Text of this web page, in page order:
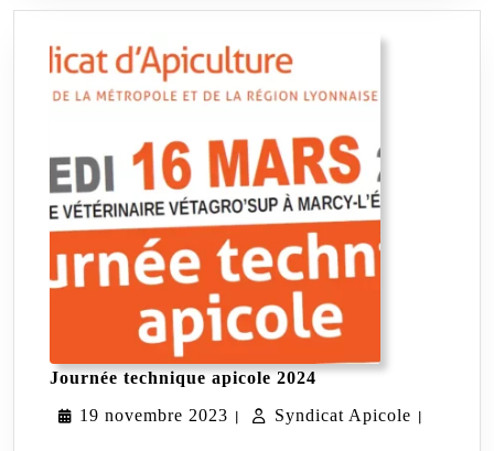
Journée technique apicole 2024Journée
apicole
19 novembre 2023 19
| Syndicat Apicole Syndicat
|